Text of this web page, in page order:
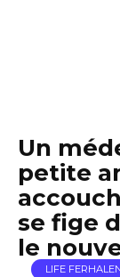
Un
petite
se fige
le
LIFE